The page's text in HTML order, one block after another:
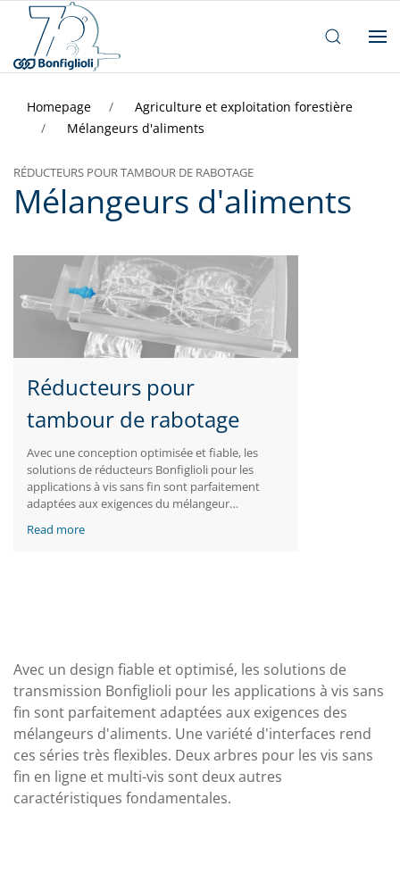
Homepage
Agriculture et exploitation forestière
Mélangeurs d'aliments
RÉDUCTEURS POUR TAMBOUR DE RABOTAGE
Mélangeurs d'aliments
Réducteurs pour
tambour de rabotage
Avec une conception optimisée et fiable, les
solutions de réducteurs Bonfiglioli pour les
applications à vis sans fin sont parfaitement
adaptées aux exigences du mélangeur
séries de la plus grande flexibilité. Deux arbres
Read more
Avec un design fiable et optimisé, les solutions de
transmission Bonfiglioli pour les applications à vis sans
fin sont parfaitement adaptées aux exigences des
mélangeurs d'aliments. Une variété d'interfaces rend
ces séries très flexibles. Deux arbres pour les vis sans
fin en ligne et multi-vis sont deux autres
caractéristiques fondamentales.